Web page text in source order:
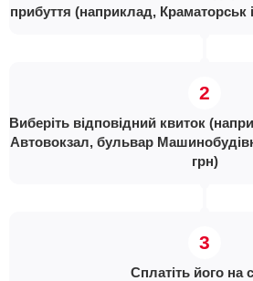
прибуття (наприклад, Краматорськ
Виберіть відповідний квиток
Автовокзал, бульвар
грн)
Сплатіть його на